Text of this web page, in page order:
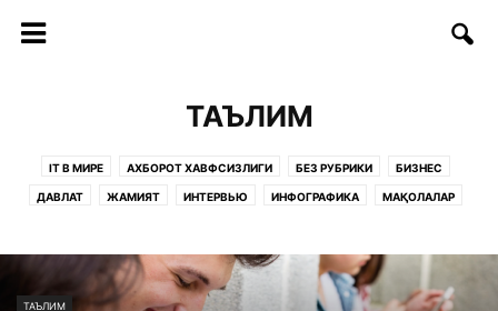
ТАЪЛИМ
IT В МИРЕ АХБОРОТ ХАВФСИЗЛИГИ БЕЗ РУБРИКИ БИЗНЕС
ДАВЛАТ ЖАМИЯТ ИНТЕРВЬЮ ИНФОГРАФИКА МАҚОЛАЛАР
СТАРТАП СТАТЬИ ТАДБИРЛАР ТАЪЛИМ ТЕЛЕКОММУНИКАЦИЯ
ТЕХНОЛОГИИ ТЕХНОЛОГИЯЛАР ФИКРЛАР
ТАЪЛИМ